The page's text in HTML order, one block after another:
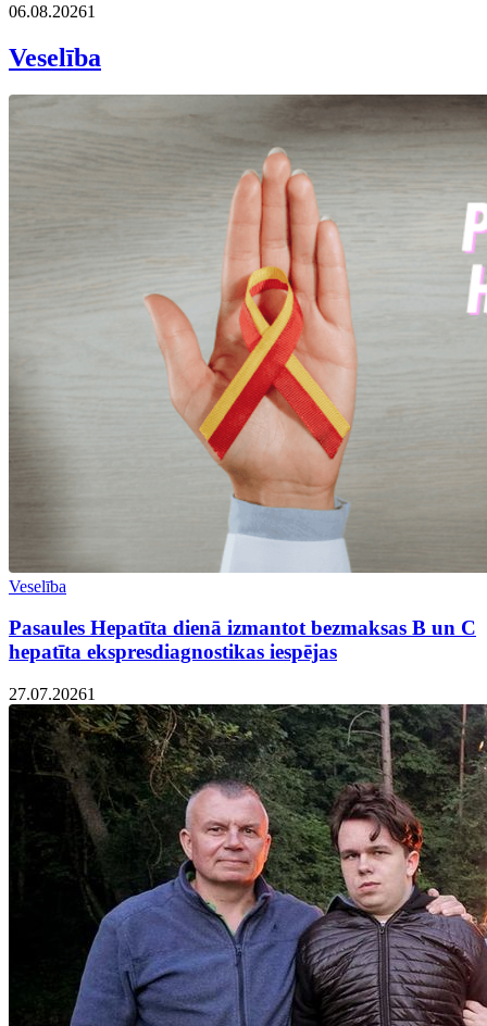
06.08.20261
Veselība
Veselība
Pasaules Hepatīta dienā izmantot bezmaksas B un C
hepatīta ekspresdiagnostikas iespējas
27.07.20261